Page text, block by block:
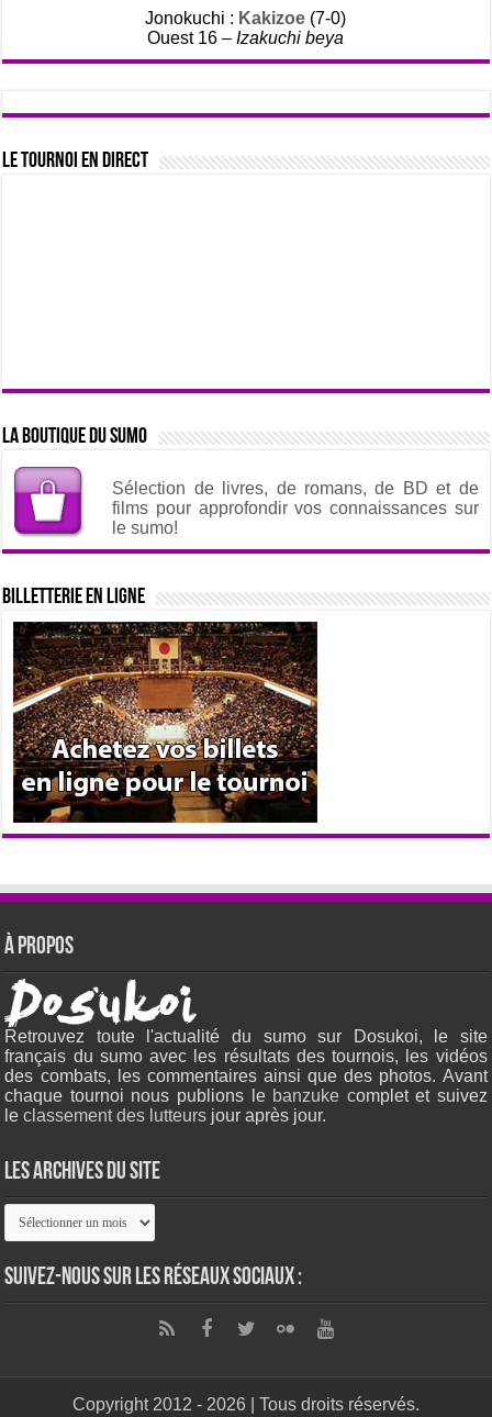
Jonokuchi : Kakizoe (7-0)
Ouest 16 –Izakuchi beya
Le tournoi en direct
La boutique du sumo
Sélection de livres, de romans, de BD et de
films pour approfondir vos connaissances sur
le sumo!
Billetterie en ligne
À propos
Retrouvez toute l'actualité du sumo sur Dosukoi, le site
français du sumo avec les résultats des tournois, les vidéos
des combats, les commentaires ainsi que des photos. Avant
chaque tournoi nous publions le banzuke complet et suivez
leclassement des lutteurs jour après jour.
Les archives du site
Les
archives
site
Suivez-nous sur les réseaux sociaux :
Copyright 2012 - 2026 | Tous droits réservés.